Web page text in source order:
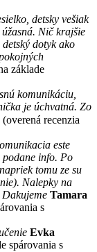
detsky vešiak
Nič krajšie
dotyk ako
základe
komunikáciu,
je úchvatná. Zo
(overená recenzia
este
podane info. Po
tomu ze su
Nalepky na
Dakujeme Tamara
s
Evka
spárovania s